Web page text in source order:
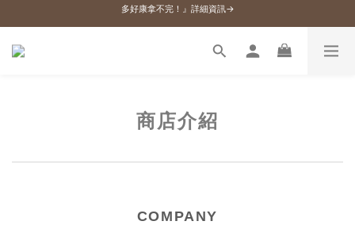
1
0
多好康拿不完！』詳細資訊→
商店介紹
COMPANY